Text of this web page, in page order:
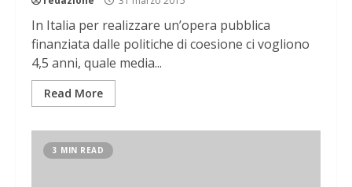
In Italia per realizzare un’opera pubblica
finanziata dalle politiche di coesione ci vogliono
4,5 anni, quale media...
Read More
3 MIN READ